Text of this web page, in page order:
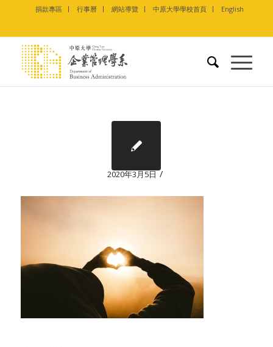
捐款專區 行事曆 網站導覽 中原大學學校首頁 English
2020年3月5日 /